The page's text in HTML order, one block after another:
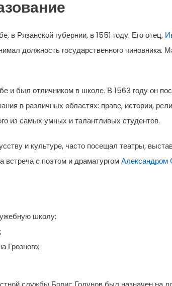
в Рязанской губернии, в 1551 году. Его отец,
должность государственного чиновника.
и был отличником в школе. В 1563 году он
в различных областях: праве, истории,
из самых умных и талантливых студентов.
и культуре, часто посещал театры,
с поэтом и драматургомАлександром
школу;
Грозного;